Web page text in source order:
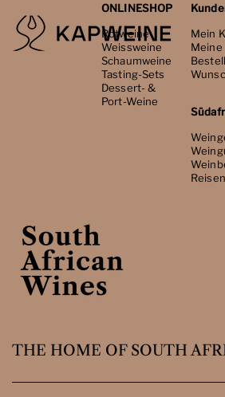
ONLINESHOP
Rotweine
Weissweine
Schaumweine
Tasting-Sets
Dessert- &
Port-Weine
Mein
Meine
Reisen
THE HOME OF SOUTH